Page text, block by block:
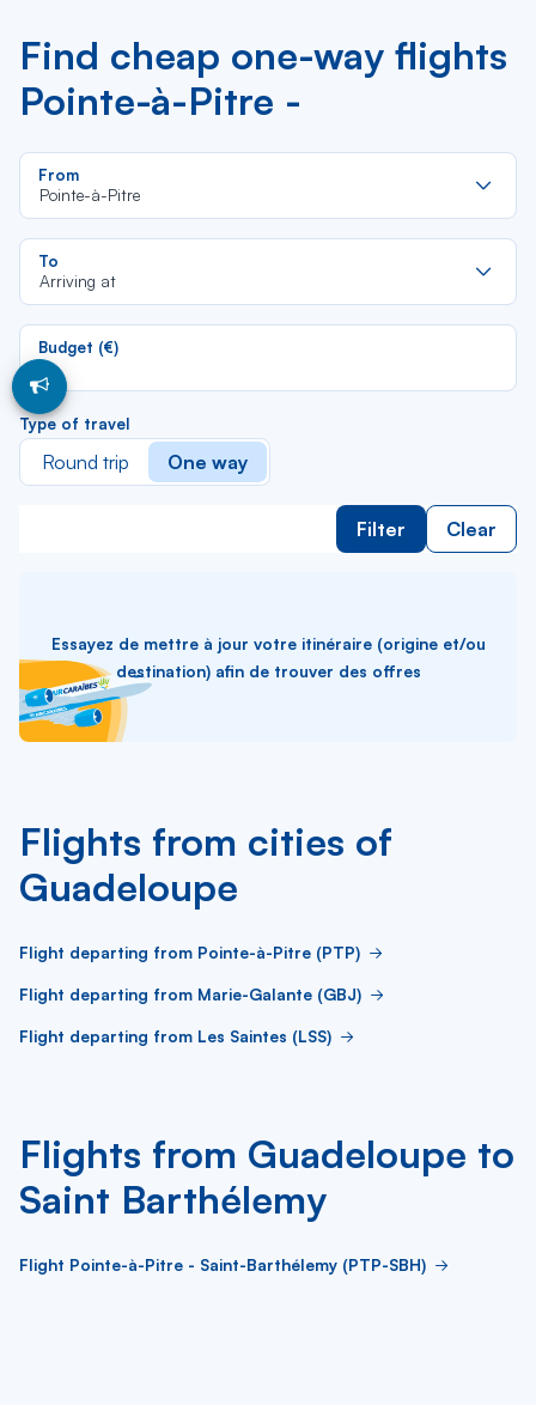
Find cheap one-way flights
Pointe-à-Pitre -
From
Pointe-à-Pitre
To
Arriving at
Budget (€)
Type of travel
Round trip One way
Filter Clear
Essayez de mettre à jour votre itinéraire (origine et/ou
destination) afin de trouver des offres
Flights from cities of
Guadeloupe
Flight departing from Pointe-à-Pitre (PTP)
Flight departing from Marie-Galante (GBJ)
Flight departing from Les Saintes (LSS)
Flights from Guadeloupe to
Saint Barthélemy
Flight Pointe-à-Pitre - Saint-Barthélemy (PTP-SBH)